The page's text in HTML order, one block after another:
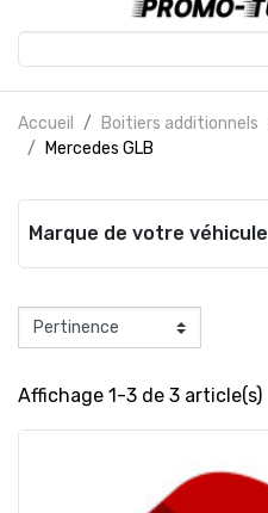
Accueil Boitiers additionnels
Mercedes GLB
Marque de votre véhicule
Affichage 1-3 de 3 article(s)